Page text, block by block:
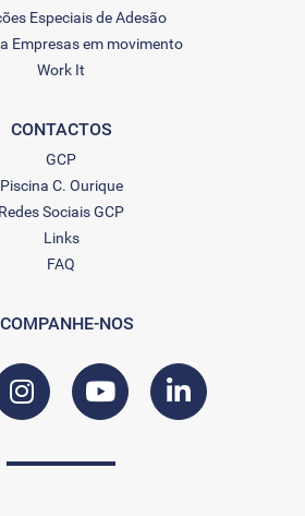
Especiais de Adesão
Empresas em movimento
Work It
CONTACTOS
GCP
Piscina C. Ourique
Redes Sociais GCP
Links
FAQ
NOS